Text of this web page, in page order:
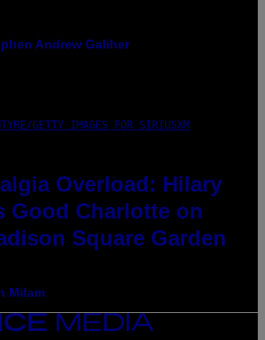
Andrew Galiher
GETTY IMAGES FOR SIRIUSXM
Overload: Hilary
Good Charlotte on
Square Garden
Milam